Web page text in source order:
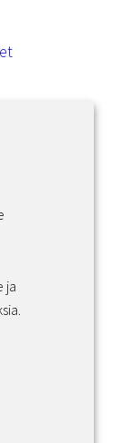
– All
ja